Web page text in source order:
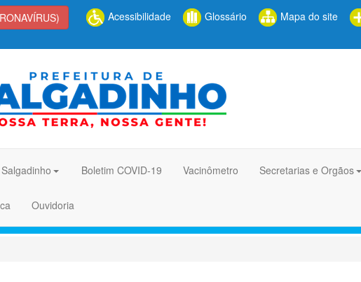
Acessibilidade Glossário Mapa do site
Boletim COVID-19 Vacinômetro Secretarias e Orgãos
Ouvidoria